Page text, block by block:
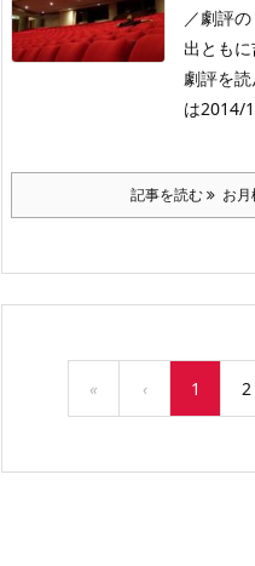
／劇評
出とも
劇評を
は2014/
記事を読む お
« ‹ 1 2